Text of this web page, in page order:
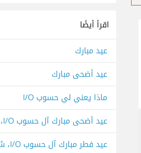
اقرأ أيضًا
عيد مبارك
عيد أضحى مبارك
ماذا يعني لي حسوب I/O